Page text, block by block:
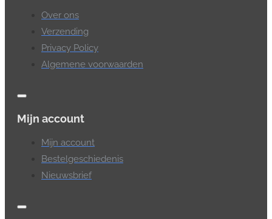
Over ons
Verzending
Privacy Policy
Algemene voorwaarden
Mijn account
Mijn account
Bestelgeschiedenis
Nieuwsbrief